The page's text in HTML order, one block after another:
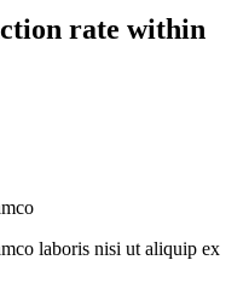
rate within
laboris nisi ut aliquip ex